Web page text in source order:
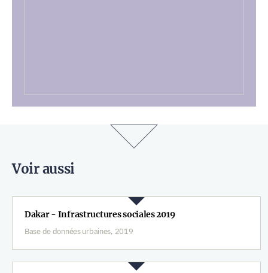
Voir aussi
Dakar - Infrastructures sociales 2019
Base de données urbaines, 2019